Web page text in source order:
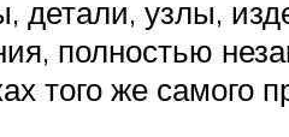
детали, узлы,
полностью
того же самого